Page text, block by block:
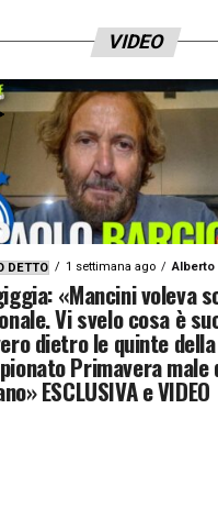
VIDEO
DETTO 1 settimana ago
«Mancini voleva
Vi svelo cosa è
dietro le quinte della
Primavera male
ESCLUSIVA e VIDEO